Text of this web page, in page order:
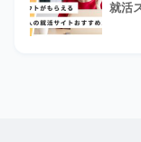
就活